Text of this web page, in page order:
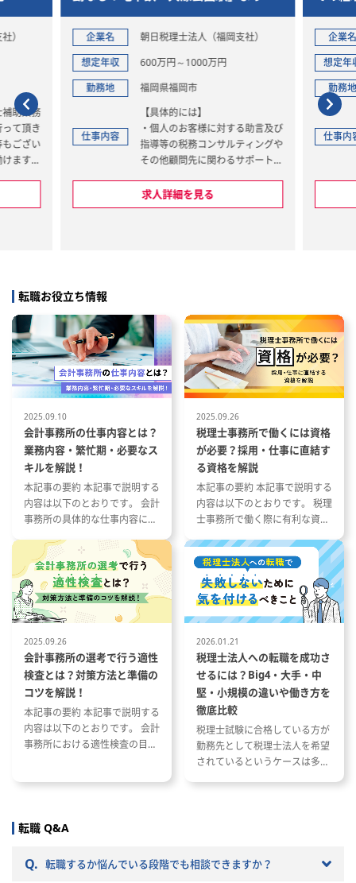
）
言及び
ングや
ート業
企業や
ど地域
クを活
)案件や
モート
範囲：
会社の
企業名
非公開
想定年収
690万円～870万円
勤務地
福岡県福岡市
仕事内容
経理マネージャーとして、当社お
よびグループ会社全体の経理業務
を統括し、組織を牽引していただ
きます。具体的には、月次・年次
資金管理、税務申告、グループフ
ァイナンスといった多岐にわたる
営計画への参画も期待していま
す。
チームマネジメント経験を活か
し、メンバーの育成とパフォーマ
ンス最大化を図り、強固な経理組
織を構築してください。また、会
計基準の変化に適切に対応し、E
RP会計システムの構築や活用を
通じて業務効率化を推進すること
ループ会社との円滑なコミュニケ
ーションを通じて、財務ガバナン
スの強化と経営戦略への貢献を目
指していただきます。高いリーダ
ーシップとプロ意識をもって、当
社の持続的な成長を会計面から支
える重要な役割です。
・経理グループ全体の業務統括、
組織運営、メンバーの育成・評価
・月次・年次・連結決算業務の計
画立案、実務推進
・会計監査対応、税務申告業務の
統括、および関係機関との連携
・資金計画の策定、資金調達、資
金管理、およびキャッシュフロー
最適化
・最新の会計基準への対応、およ
び社内ルールの構築・運用
求人詳細を見る
企業
想定年
勤務
仕事内
転職お役立ち情報
2025.09.10
会計事務所の仕事内容とは？
業務内容・繁忙期・必要なス
キルを解説！
本記事の要約 本記事で説明する
内容は以下のとおりです。 会計
事務所の具体的な仕事内容につ
繁忙期について 会計事務所で働
く際に役立つ資格や経験につい
て
2025.09.26
税理士事務所で働くには資格
が必要？採用・仕事に直結す
る資格を解説
本記事の要約 本記事で説明する
内容は以下のとおりです。 税理
士事務所で働く際に有利な資格
内容と資格が与える影響 資格や
スキルを活かした税理士事務所
への転職成功事例
2025.09.26
会計事務所の選考で行う適性
検査とは？対策方法と準備の
コツを解説！
本記事の要約 本記事で説明する
内容は以下のとおりです。 会計
事務所における適性検査の目的
2026.01.21
税理士法人への転職を成功さ
せるには？Big4・大手・中
堅・小規模の違いや働き方を
徹底比較
税理士試験に合格している方が
勤務先として税理士法人を希望
されているというケースは多い
ャリアプランに応じて自分に合
った税理士法人を選ぶことが非
転職 Q&A
Q. 転職するか悩んでいる段階でも相談できますか？